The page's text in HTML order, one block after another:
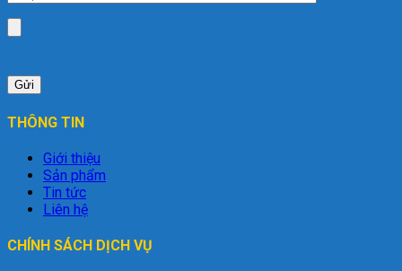
THÔNG TIN
Giới thiệu
Sản phẩm
Tin tức
Liên hệ
CHÍNH SÁCH DỊCH VỤ